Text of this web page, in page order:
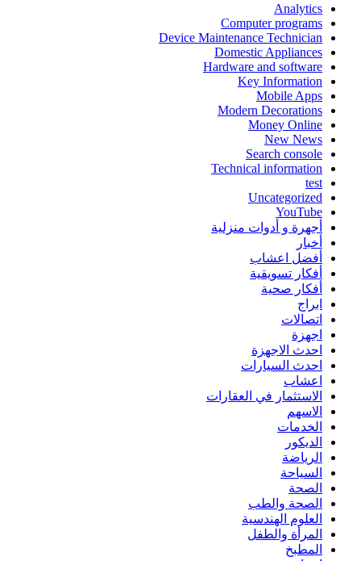
Analytics
Computer programs
Device Maintenance Technician
Domestic Appliances
Hardware and software
Key Information
Mobile Apps
Modern Decorations
Money Online
New News
Search console
Technical information
test
Uncategorized
YouTube
أجهرة و أدوات منزلية
أخبار
أفضل اعشاب
أفكار تسويقية
أفكار صحية
ابراج
اتصالات
اجهزة
احدث الاجهزة
احدث السيارات
اعشاب
الاستثمار في العقارات
الاسهم
الخدمات
الديكور
الرياضة
السياحة
الصحة
الصحة والطب
العلوم الهندسية
المرأة والطفل
المطبخ